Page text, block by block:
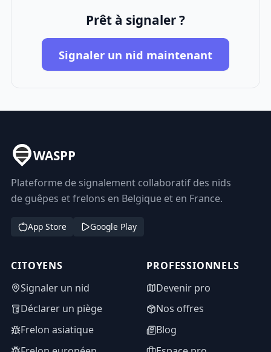
Prêt à signaler ?
Signaler un nid maintenant
WASPP
Plateforme de signalement collaboratif des nids
de guêpes et frelons en Belgique et en France.
App Store Google Play
CITOYENS
Signaler un nid
Déclarer un piège
Frelon asiatique
PROFESSIONNELS
Devenir pro
Nos offres
Blog